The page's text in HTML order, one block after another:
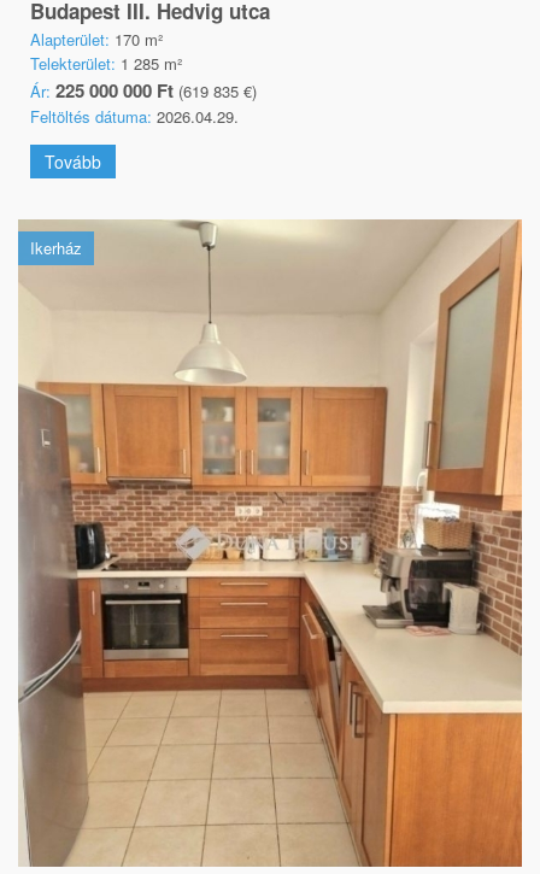
Budapest III. Hedvig utca
Alapterület: 170 m²
Telekterület: 1 285 m²
Ár: 225 000 000 Ft (619 835 €)
Feltöltés dátuma: 2026.04.29.
Tovább
Ikerház